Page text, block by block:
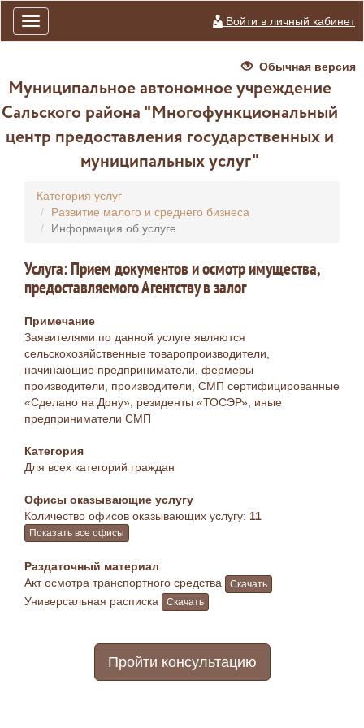
Toggle
navigation
Войти в личный кабинет
Обычная версия
Муниципальное автономное учреждение
Сальского района "Многофункциональный
центр предоставления государственных и
муниципальных услуг"
Категория услуг
Развитие малого и среднего бизнеса
Информация об услуге
Услуга: Прием документов и осмотр имущества,
предоставляемого Агентству в залог
Примечание
Заявителями по данной услуге являются
сельскохозяйственные товаропроизводители,
начинающие предприниматели, фермеры
производители, производители, СМП сертифицированные
«Сделано на Дону», резиденты «ТОСЭР», иные
предприниматели СМП
Категория
Для всех категорий граждан
Офисы оказывающие услугу
Количество офисов оказывающих услугу: 11
Показать все офисы
Раздаточный материал
Акт осмотра транспортного средства
Скачать
Универсальная расписка Скачать
Пройти консультацию